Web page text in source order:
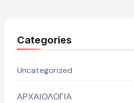
Categories
Uncategorized
ΑΡΧΑΙΟΛΟΓΙΑ